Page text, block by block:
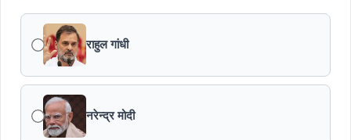
राहुल गांधी
नरेन्द्र मोदी